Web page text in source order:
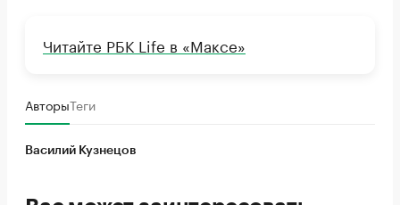
Читайте РБК Life в «Максе»
АвторыТеги
Василий Кузнецов